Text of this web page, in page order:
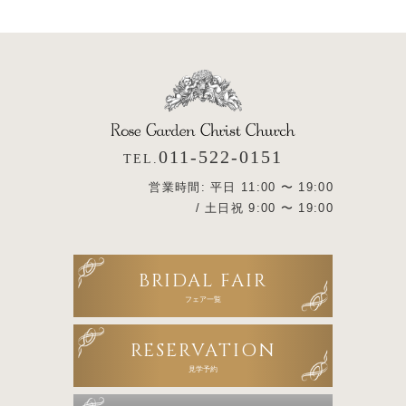
TEL. 011-522-0151
営業時間: 平日 11:00 〜 19:00
/ 土日祝 9:00 〜 19:00
BRIDAL FAIR
フェア一覧
RESERVATION
見学予約